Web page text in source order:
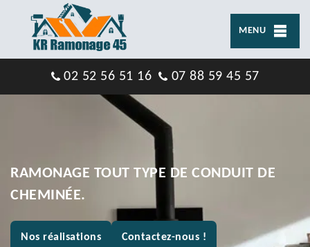
MENU
02 52 56 51 16 07 88 59 45 57
RAMONAGE TOUT TYPE DE CONDUIT DE
CHEMINÉE.
Nos réalisations Contactez-nous !